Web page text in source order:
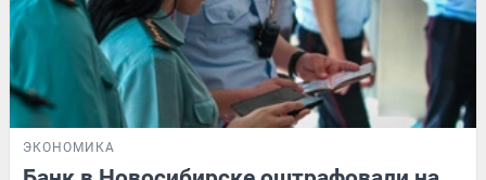
ЭКОНОМИКА